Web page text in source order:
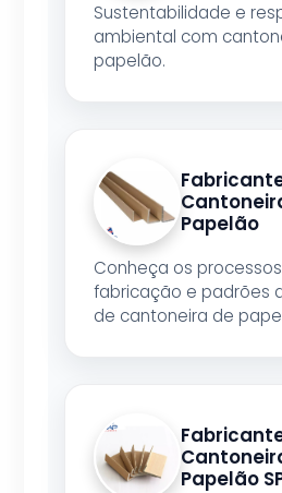
Sustentabilidade e
ambiental com
papelão.
Papelão
Conheça os
fabricação e padrões
de cantoneira de
Papelão